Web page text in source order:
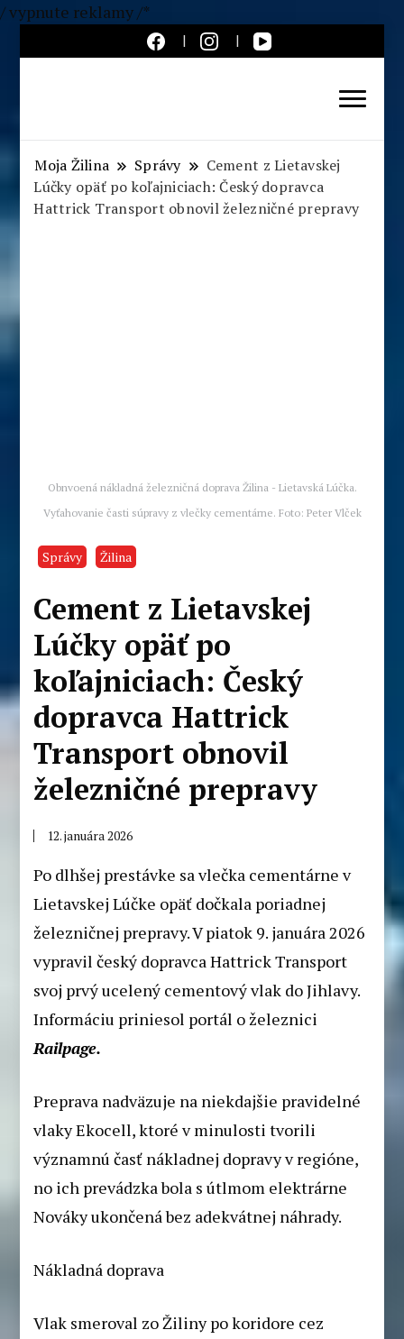
/ vypnute reklamy /*
Slovensko
Moja Žilina Správy
Cement z Lietavskej
Lúčky opäť po koľajniciach: Český dopravca
Hattrick Transport obnovil železničné prepravy
Obnvoená nákladná železničná doprava Žilina - Lietavská Lúčka.
Vyťahovanie časti súpravy z vlečky cementárne. Foto: Peter Vlček
Správy Žilina
Cement z Lietavskej
Lúčky opäť po
koľajniciach: Český
dopravca Hattrick
Transport obnovil
železničné prepravy
12. januára 2026
Po dlhšej prestávke sa vlečka cementárne v
Lietavskej Lúčke opäť dočkala poriadnej
železničnej prepravy. V piatok 9. januára 2026
vypravil český dopravca Hattrick Transport
svoj prvý ucelený cementový vlak do Jihlavy.
Informáciu priniesol portál o železnici
Railpage.
Preprava nadväzuje na niekdajšie pravidelné
vlaky Ekocell, ktoré v minulosti tvorili
významnú časť nákladnej dopravy v regióne,
no ich prevádzka bola s útlmom elektrárne
Nováky ukončená bez adekvátnej náhrady.
Nákladná doprava
Vlak smeroval zo Žiliny po koridore cez